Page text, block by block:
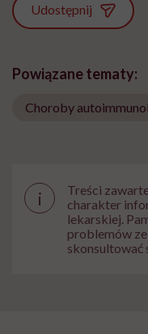
Udostępnij
Powiązane tematy:
Choroby
i
Treści
charakter
lekarskiej.
problemów
skonsultować